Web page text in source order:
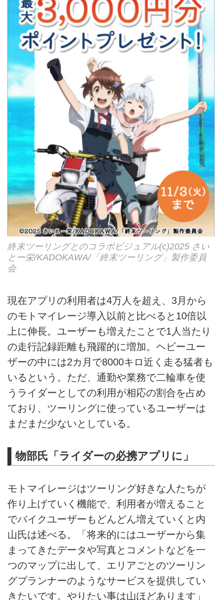
終末ツーリングとのコラボビジュアル(c)2025 さい
とー栄/KADOKAWA/「終末ツーリング」製作委員
会
現在アプリの利用者は4万人を超え、3月から
のモトマイレージ導入以前と比べると10倍以
上に伸長。ユーザーも増えたことで1人当たり
の走行記録距離も飛躍的に増加。ヘビーユー
ザーの中には2カ月で8000キロ近く走る猛者も
いるという。ただ、通勤や業務で二輪車を使
うライダーとしての利用が相応の割合を占め
ており、ツーリングに使っているユーザーは
まだまだ少ないとしている。
物部氏「ライダーの必携アプリに」
モトマイレージはツーリング好きな人たちが
作り上げていく機能で、利用者が増えること
でバイクユーザーもどんどん増えていくと内
山氏は述べる。「将来的にはユーザーから集
まってきたデータや写真とコメントなどを一
つのマップに出して、エリアごとのツーリン
グプランナーのようなサービスを提供してい
きたいです。やりたい事は山ほどあります」